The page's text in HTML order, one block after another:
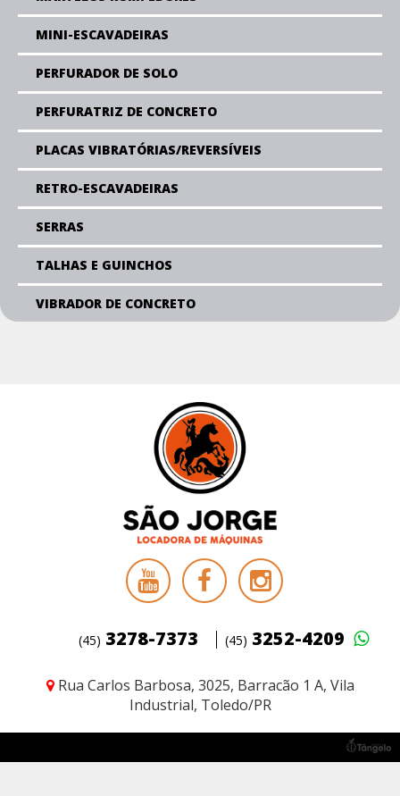
MINI-ESCAVADEIRAS
PERFURADOR DE SOLO
PERFURATRIZ DE CONCRETO
PLACAS VIBRATÓRIAS/REVERSÍVEIS
RETRO-ESCAVADEIRAS
SERRAS
TALHAS E GUINCHOS
VIBRADOR DE CONCRETO
(45) 3278-7373 (45) 3252-4209
Rua Carlos Barbosa, 3025, Barracão 1 A, Vila
Industrial, Toledo/PR